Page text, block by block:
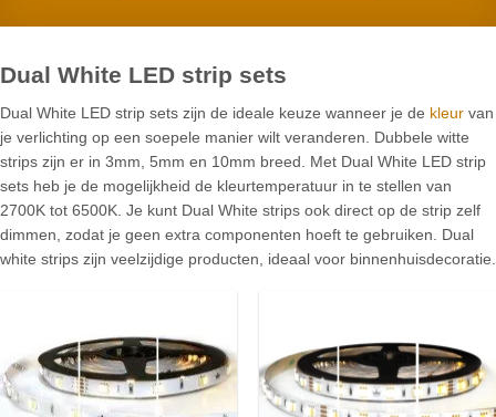
Dual White LED strip sets
Dual White LED strip sets zijn de ideale keuze wanneer je de kleur van
je verlichting op een soepele manier wilt veranderen. Dubbele witte
strips zijn er in 3mm, 5mm en 10mm breed. Met Dual White LED strip
sets heb je de mogelijkheid de kleurtemperatuur in te stellen van
2700K tot 6500K. Je kunt Dual White strips ook direct op de strip zelf
dimmen, zodat je geen extra componenten hoeft te gebruiken. Dual
white strips zijn veelzijdige producten, ideaal voor binnenhuisdecoratie.